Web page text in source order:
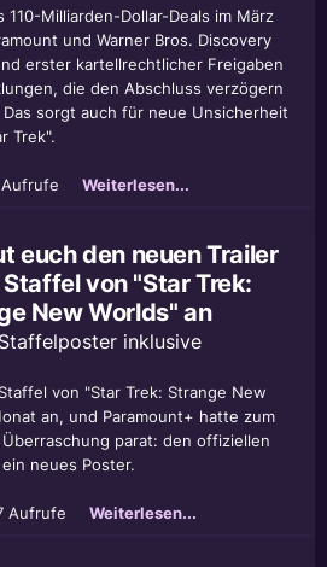
Milliarden-Dollar-Deals im März
und Warner Bros. Discovery
erster kartellrechtlicher Freigaben
die den Abschluss verzögern
sorgt auch für neue Unsicherheit
Trek".
Weiterlesen...
euch den neuen Trailer
von "Star Trek:
New Worlds" an
inklusive
von "Star Trek: Strange New
an, und Paramount+ hatte zum
Überraschung parat: den offiziellen
neues Poster.
Aufrufe Weiterlesen...